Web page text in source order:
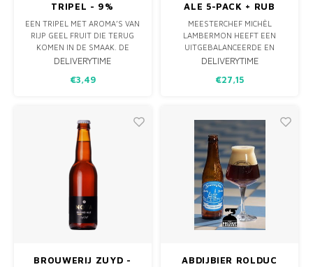
TRIPEL - 9%
EEN TRIPEL MET AROMA’S VAN
RIJP GEEL FRUIT DIE TERUG
KOMEN IN DE SMAAK. DE
FRUITIGE TONEN
LICHT-BITTERE AFDRONK
HEERLIJKE TRIPEL VAN 9% IS
EEN GENIETER BIJ UITSTEK.
LAAT DE MOOIE BLONDE
DELIVERYTIME
€3,49
ALE 5-PACK + RUB
MEESTERCHEF MICHÈL
LAMBERMON HEEFT EEN
UITGEBALANCEERDE EN
VERFIJNDE RUB ONTWIKKELD
HEBBEN ZE DE BESTE PALE
FIRESTARTER.
EEN EDGY KOUD BIER MET
EEN WARM HART, DIE HET
VUUR TUSSEN JOU EN JE V
DELIVERYTIME
€27,15
BROUWERIJ ZUYD -
ABDIJBIER ROLDUC